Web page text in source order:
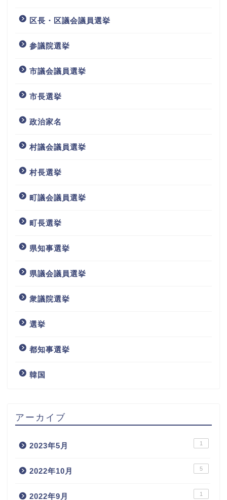
区長・区議会議員選挙
参議院選挙
市議会議員選挙
市長選挙
政治家名
村議会議員選挙
村長選挙
町議会議員選挙
町長選挙
県知事選挙
県議会議員選挙
衆議院選挙
選挙
都知事選挙
韓国
アーカイブ
2023年5月 1
2022年10月 5
2022年9月 1